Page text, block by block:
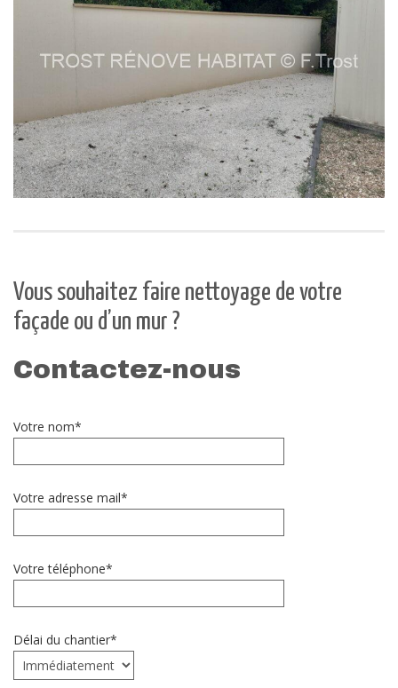
Vous souhaitez faire nettoyage de votre
façade ou d’un mur ?
Contactez-nous
Votre nom*
Votre adresse mail*
Votre téléphone*
Délai du chantier*